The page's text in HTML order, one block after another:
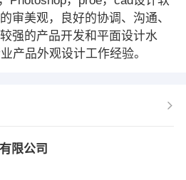
审美观，良好的协调、沟通、
强的产品开发和平面设计水
产品外观设计工作经验。
限公司